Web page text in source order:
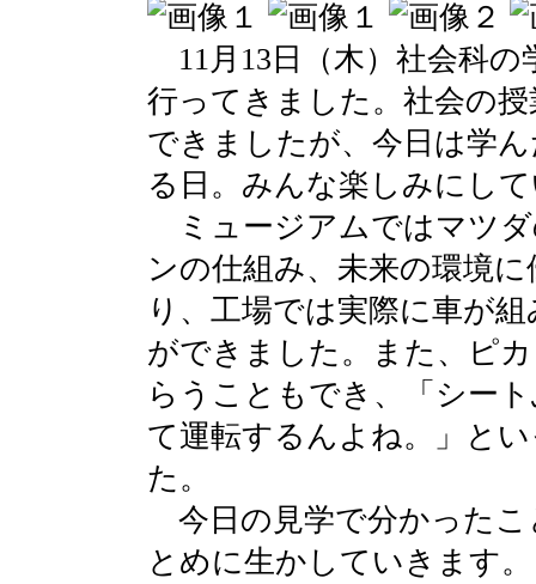
11月13日（木）社会科
行ってきました。社会の
できましたが、今日は学
る日。みんな楽しみにし
ミュージアムではマツ
ンの仕組み、未来の環境
り、工場では実際に車が
ができました。また、ピ
らうこともでき、「シー
て運転するんよね。」と
た。
今日の見学で分かったこ
とめに生かしていきます。